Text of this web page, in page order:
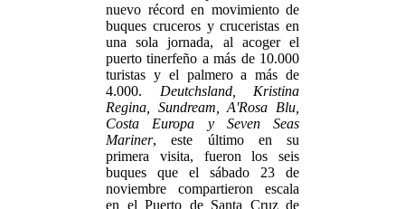
nuevo récord en movimiento de
buques cruceros y cruceristas en
una sola jornada, al acoger el
puerto tinerfeño a más de 10.000
turistas y el palmero a más de
4.000. Deutchsland, Kristina
Regina, Sundream, A'Rosa Blu,
Costa Europa y Seven Seas
Mariner, este último en su
primera visita, fueron los seis
buques que el sábado 23 de
noviembre compartieron escala
en el Puerto de Santa Cruz de